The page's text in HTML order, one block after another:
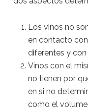
Los vinos no
en contacto
diferentes y
Vinos con el
no tienen por
en si no
como el